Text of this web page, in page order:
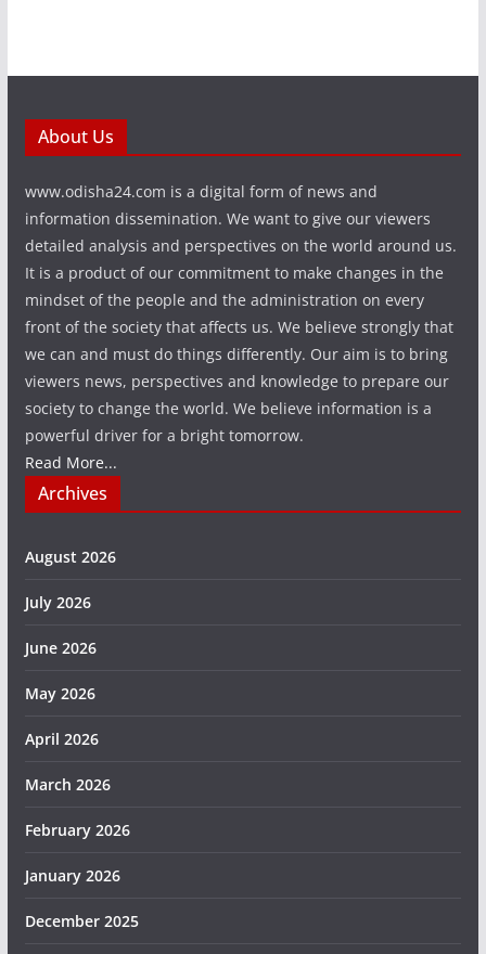
About Us
www.odisha24.com is a digital form of news and
information dissemination. We want to give our viewers
detailed analysis and perspectives on the world around us.
It is a product of our commitment to make changes in the
mindset of the people and the administration on every
front of the society that affects us. We believe strongly that
we can and must do things differently. Our aim is to bring
viewers news, perspectives and knowledge to prepare our
society to change the world. We believe information is a
powerful driver for a bright tomorrow.
Read More...
Archives
August 2026
July 2026
June 2026
May 2026
April 2026
March 2026
February 2026
January 2026
December 2025